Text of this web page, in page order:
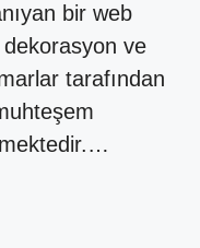
bir web
ve
tarafından